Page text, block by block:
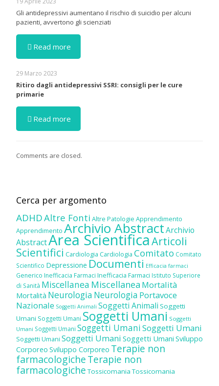
Gli antidepressivi aumentano il rischio di suicidio per alcuni
pazienti, avvertono gli scienziati
Read more
29 Marzo 2023
Ritiro dagli antidepressivi SSRI: consigli per le cure
primarie
Read more
Comments are closed.
Cerca per argomento
ADHDAltre Fonti Altre Patologie Apprendimento
Apprendimento Archivio AbstractArchivio
AbstractArea ScientificaArticoli
Scientifici Cardiologia Cardiologia Comitato Comitato
Scientifico Depressione Documenti Efficacia farmaci
Generico Inefficacia Farmaci Inefficacia Farmaci Istituto Superiore
di Sanità Miscellanea Miscellanea Mortalità
Mortalità Neurologia Neurologia Portavoce
Nazionale Soggetti Animali Soggetti Animali Soggetti
Umani Soggetti Umani Soggetti Umani Soggetti
Umani Soggetti Umani Soggetti UmaniSoggetti Umani
Soggetti Umani Soggetti Umani Soggetti Umani Sviluppo
Corporeo Sviluppo Corporeo Terapie non
farmacologicheTerapie non
farmacologiche Tossicomania Tossicomania